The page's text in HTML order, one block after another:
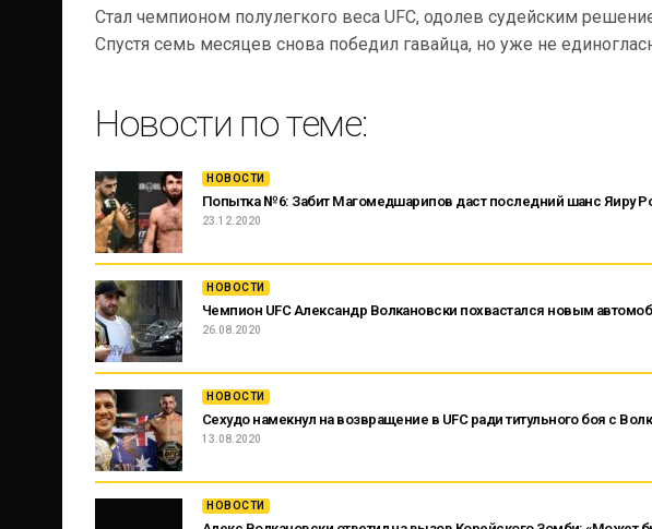
Стал чемпионом полулегкого веса UFC, одолев судейским
Спустя семь месяцев снова победил гавайца, но уже не
Новости по теме:
НОВОСТИ
Попытка № 6: Забит Магомедшарипов даст последний шанс Яиру
23.12.2020
НОВОСТИ
Чемпион UFC Александр Волкановски похвастался новым
26.08.2020
НОВОСТИ
Сехудо намекнул на возвращение в UFC ради титульного боя с
13.08.2020
НОВОСТИ